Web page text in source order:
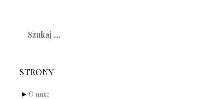
STRONY
O mnie